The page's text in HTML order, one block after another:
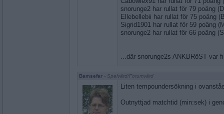
snorunge2 har rullat för 79 poäng
Ellebellebii har rullat för 75 poäng
Sigrid1901 har rullat för 59 poäng
snorunge2 har rullat för 66 poäng
...där snorunge2s ANKBRöST var
Bamsefar - Spelvärd/Forumvärd
Liten tempoundersökning i
Outnyttjad matchtid (min:sek) i